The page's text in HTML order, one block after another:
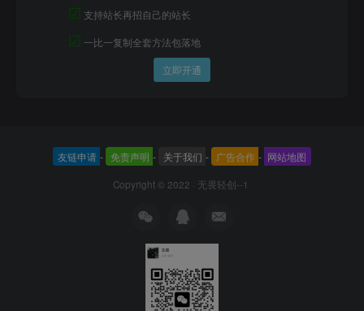
☑ 支持站长再招自己的站长
☑ 一比一复制全套方法包落地
立即开通
友链申请 - 免责声明 - 关于我们 - 广告合作 - 网站地图
Copyright © 2022 · 无畏轻创--1